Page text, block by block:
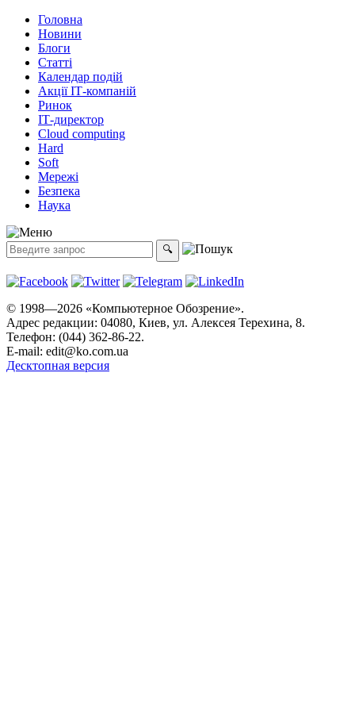
Головна
Новини
Блоги
Статті
Календар подій
Акції ІТ-компаній
Ринок
ІТ-директор
Cloud computing
Hard
Soft
Мережі
Безпека
Наука
© 1998—2026 «Компьютерное Обозрение».
Адрес редакции: 04080, Киев, ул. Алексея Терехина, 8.
Телефон: (044) 362-86-22.
E-mail: edit@ko.com.ua
Десктопная версия